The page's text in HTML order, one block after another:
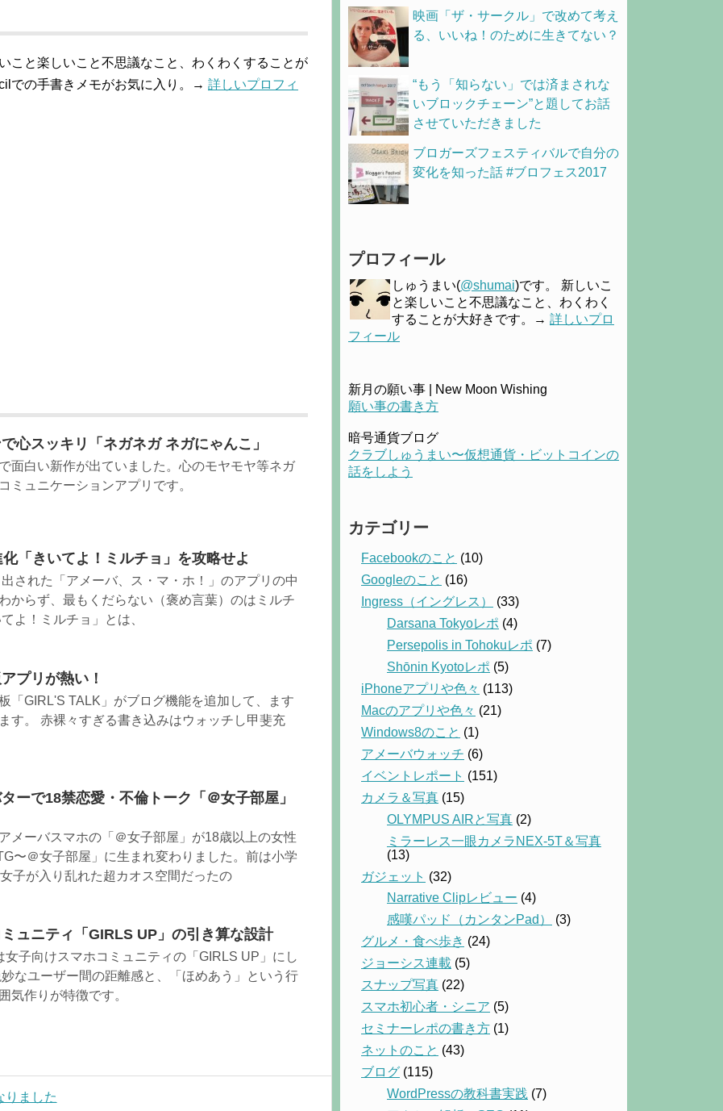
こと楽しいこと不思議なこと、わくわくすることが
での手書きメモがお気に入り。→ 詳しいプロフィ
心スッキリ「ネガネガ ネガにゃんこ」
面白い新作が出ていました。心のモヤモヤ等ネガ
ミュニケーションアプリです。
「きいてよ！ミルチョ」を攻略せよ
された「アメーバ、ス・マ・ホ！」のアプリの中
からず、最もくだらない（褒め言葉）のはミルチ
よ！ミルチョ」とは、
プリが熱い！
「GIRL'S TALK」がブログ機能を追加して、ます
す。 赤裸々すぎる書き込みはウォッチし甲斐充
ーで18禁恋愛・不倫トーク「＠女子部屋」
メーバスマホの「＠女子部屋」が18歳以上の女性
〜＠女子部屋」に生まれ変わりました。前は小学
子が入り乱れた超カオス空間だったの
ュニティ「GIRLS UP」の引き算な設計
女子向けスマホコミュニティの「GIRLS UP」にし
なユーザー間の距離感と、「ほめあう」という行
気作りが特徴です。
りました
映画「ザ・サークル」で改めて考え
る、いいね！のために生きてない？
“もう「知らない」では済まされな
いブロックチェーン”と題してお話
させていただきました
ブロガーズフェスティバルで自分の
変化を知った話 #ブロフェス2017
プロフィール
しゅうまい(@shumai)です。 新しいこ
と楽しいこと不思議なこと、わくわく
することが大好きです。→ 詳しいプロ
フィール
新月の願い事 | New Moon Wishing
願い事の書き方
暗号通貨ブログ
クラブしゅうまい〜仮想通貨・ビットコインの
話をしよう
カテゴリー
Facebookのこと (10)
Googleのこと (16)
Ingress（イングレス）
(33)
Darsana Tokyoレポ (4)
Persepolis in Tohokuレポ (7)
Shōnin Kyotoレポ (5)
iPhoneアプリや色々 (113)
Macのアプリや色々 (21)
Windows8のこと (1)
アメーバウォッチ (6)
イベントレポート (151)
カメラ＆写真 (15)
OLYMPUS AIRと写真 (2)
ミラーレス一眼カメラNEX-5T＆写真
(13)
ガジェット (32)
Narrative Clipレビュー (4)
感嘆パッド（カンタンPad）
(3)
グルメ・食べ歩き (24)
ジョーシス連載 (5)
スナップ写真 (22)
スマホ初心者・シニア (5)
セミナーレポの書き方 (1)
ネットのこと (43)
ブログ (115)
WordPressの教科書実践 (7)